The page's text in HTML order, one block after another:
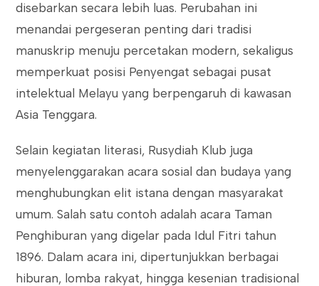
disebarkan secara lebih luas. Perubahan ini
menandai pergeseran penting dari tradisi
manuskrip menuju percetakan modern, sekaligus
memperkuat posisi Penyengat sebagai pusat
intelektual Melayu yang berpengaruh di kawasan
Asia Tenggara.
Selain kegiatan literasi, Rusydiah Klub juga
menyelenggarakan acara sosial dan budaya yang
menghubungkan elit istana dengan masyarakat
umum. Salah satu contoh adalah acara Taman
Penghiburan yang digelar pada Idul Fitri tahun
1896. Dalam acara ini, dipertunjukkan berbagai
hiburan, lomba rakyat, hingga kesenian tradisional